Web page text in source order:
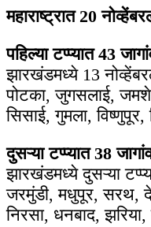
महाराष्ट्रात 20
पहिल्या टप्प्यात 43
झारखंडमध्ये 13
पोटका, जुगसलाई,
सिसाई, गुमला,
दुसऱ्या टप्प्यात 38
झारखंडमध्ये दुसऱ्या
जरमुंडी, मधुपूर, सरथ,
निरसा, धनबाद,